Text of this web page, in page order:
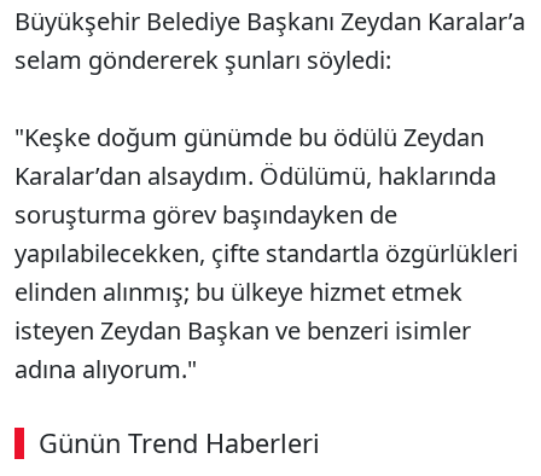
Büyükşehir Belediye Başkanı Zeydan Karalar’a
selam göndererek şunları söyledi:
"Keşke doğum günümde bu ödülü Zeydan
Karalar’dan alsaydım. Ödülümü, haklarında
soruşturma görev başındayken de
yapılabilecekken, çifte standartla özgürlükleri
elinden alınmış; bu ülkeye hizmet etmek
isteyen Zeydan Başkan ve benzeri isimler
adına alıyorum."
Günün Trend Haberleri